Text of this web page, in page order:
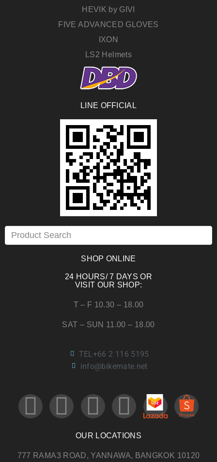
HEVIK by GIVI
FIVE ADVANCED GLOVES
IXON
LS2 Helmets
LINE OFFICIAL
SHOP ONLINE
24 HOURS/ 7 DAYS OR
VISIT OUR SHOP:
T – F 10.30 – 18.00
SAT – SUN 11.00 – 18.00
TEL+66 2 116 5195
info@bikemate.net
OUR LOCATIONS
777 RAMA3 ROAD, YANNAWA, BANGKOK 10120